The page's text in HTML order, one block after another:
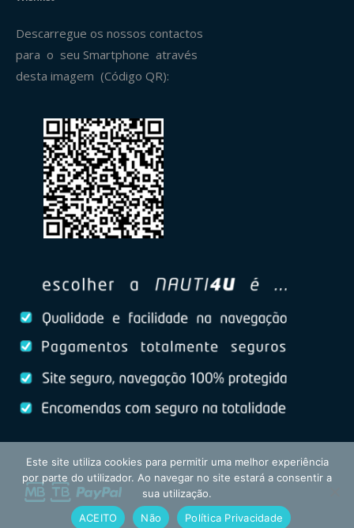
Descarregue os nossos contactos
para o seu Smartphone através
desta imagem (Código QR):
Este site utiliza cookies para permitir uma melhor experiência
por parte do utilizador. Ao navegar no site estará a consentir a
sua utilização.
ACEITO
Não Política Privacidade